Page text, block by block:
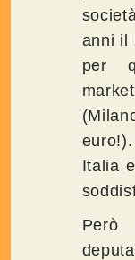
anni il
per
Italia
Però